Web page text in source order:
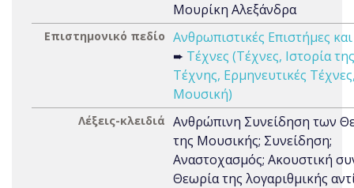
Μουρίκη Αλεξάνδρα
Επιστημονικό πεδίο Ανθρωπιστικές Επιστήμες
➨ Τέχνες (Τέχνες, Ιστορία της
Τέχνης, Ερμηνευτικές
Μουσική)
Λέξεις-κλειδιά Ανθρώπινη Συνείδηση των
της Μουσικής; Συνείδηση;
Αναστοχασμός; Ακουστική
Θεωρία της λογαριθµικής